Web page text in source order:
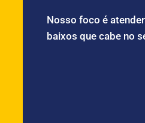
Nosso foco é
baixos que cabe no